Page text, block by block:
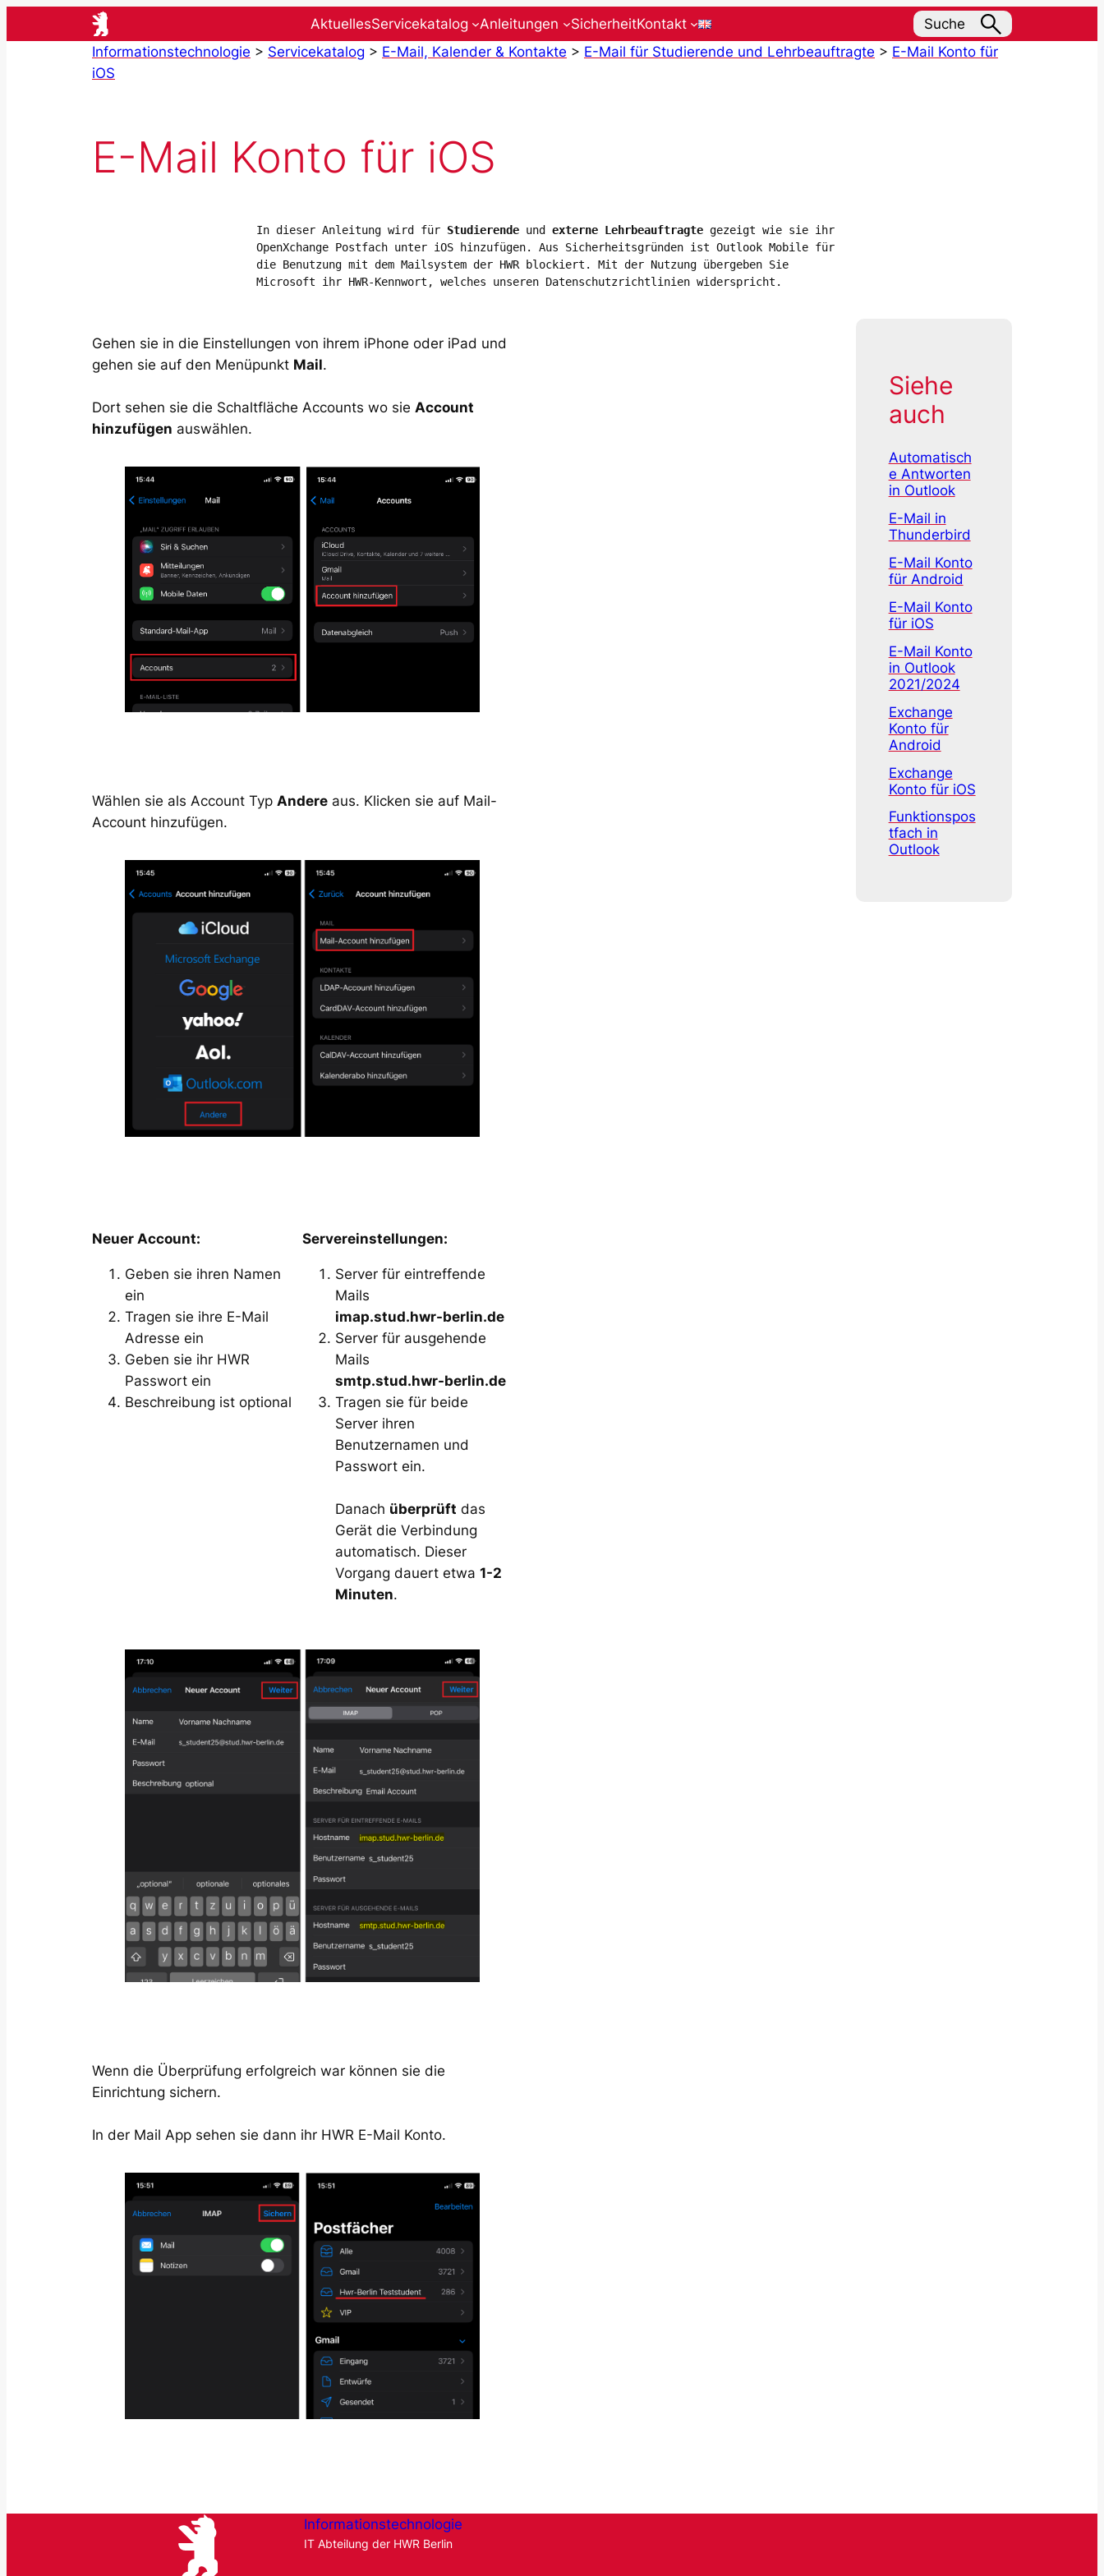
Inhalt
AktuellesServicekatalog Anleitungen SicherheitKontakt
Suche
Informationstechnologie > Servicekatalog > E-Mail, Kalender & Kontakte > E-Mail für Studierende und Lehrbeauftragte > E-Mail Konto für
iOS
E-Mail Konto für iOS
In dieser Anleitung wird für Studierende und externe Lehrbeauftragte gezeigt wie sie ihr
OpenXchange Postfach unter iOS hinzufügen. Aus Sicherheitsgründen ist Outlook Mobile für
die Benutzung mit dem Mailsystem der HWR blockiert. Mit der Nutzung übergeben Sie
Microsoft ihr HWR-Kennwort, welches unseren Datenschutzrichtlinien widerspricht.
Gehen sie in die Einstellungen von ihrem iPhone oder iPad und
gehen sie auf den Menüpunkt Mail.
Dort sehen sie die Schaltfläche Accounts wo sie Account
hinzufügen auswählen.
Wählen sie als Account Typ Andere aus. Klicken sie auf Mail-
Account hinzufügen.
Neuer Account:
Geben sie ihren Namen
ein
Tragen sie ihre E-Mail
Adresse ein
Geben sie ihr HWR
Passwort ein
Beschreibung ist optional
Servereinstellungen:
Server für eintreffende
Mails
imap.stud.hwr-berlin.de
Server für ausgehende
Mails
smtp.stud.hwr-berlin.de
Tragen sie für beide
Server ihren
Benutzernamen und
Passwort ein.
Danach überprüft das
Gerät die Verbindung
automatisch. Dieser
Vorgang dauert etwa 1-2
Minuten.
Wenn die Überprüfung erfolgreich war können sie die
Einrichtung sichern.
In der Mail App sehen sie dann ihr HWR E-Mail Konto.
Siehe
auch
Automatisch
e Antworten
in Outlook
E-Mail in
Thunderbird
E-Mail Konto
für Android
E-Mail Konto
für iOS
E-Mail Konto
in Outlook
2021/2024
Exchange
Konto für
Android
Exchange
Konto für iOS
Funktionspos
tfach in
Outlook
Informationstechnologie
IT Abteilung der HWR Berlin